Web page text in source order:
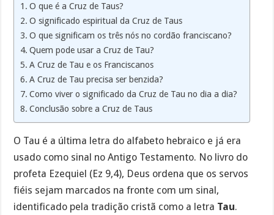
O que é a Cruz de Taus?
O significado espiritual da Cruz de Taus
O que significam os três nós no cordão franciscano?
Quem pode usar a Cruz de Tau?
A Cruz de Tau e os Franciscanos
A Cruz de Tau precisa ser benzida?
Como viver o significado da Cruz de Tau no dia a dia?
Conclusão sobre a Cruz de Taus
O Tau é a última letra do alfabeto hebraico e já era
usado como sinal no Antigo Testamento. No livro do
profeta Ezequiel (Ez 9,4), Deus ordena que os servos
fiéis sejam marcados na fronte com um sinal,
identificado pela tradição cristã como a letra Tau.